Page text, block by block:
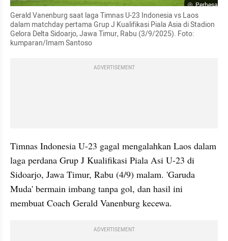
Perbesar
Gerald Vanenburg saat laga Timnas U-23 Indonesia vs Laos
dalam matchday pertama Grup J Kualifikasi Piala Asia di Stadion
Gelora Delta Sidoarjo, Jawa Timur, Rabu (3/9/2025). Foto:
kumparan/Imam Santoso
ADVERTISEMENT
Timnas Indonesia U-23 gagal mengalahkan Laos dalam
laga perdana Grup J Kualifikasi Piala Asi U-23 di
Sidoarjo, Jawa Timur, Rabu (4/9) malam. 'Garuda
Muda' bermain imbang tanpa gol, dan hasil ini
membuat Coach Gerald Vanenburg kecewa.
ADVERTISEMENT